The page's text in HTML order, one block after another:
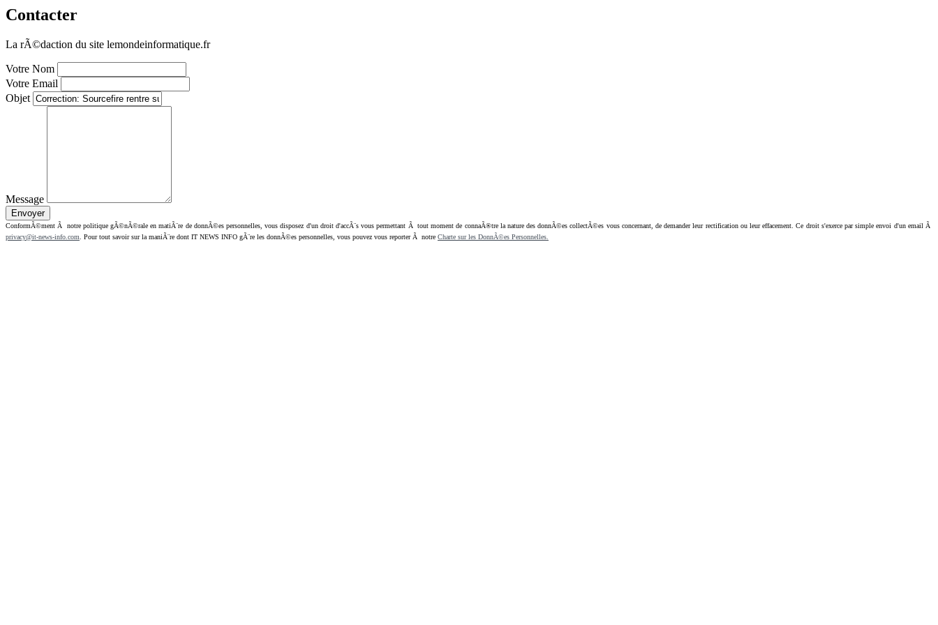
Contacter
La rÃ©daction du site lemondeinformatique.fr
Votre Nom
Votre Email
Objet
Message
ConformÃ©ment Ã notre politique gÃ©nÃ©rale en matiÃ¨re de donnÃ©es personnelles, vous disposez d'un droit d'accÃ¨s vous permettant Ã tout moment de connaÃ®tre la nature des donnÃ©es collectÃ©es vous concernant, de demander leur rectification ou leur effacement. Ce droit s'exerce par simple envoi d'un email Ã
privacy@it-news-info.com . Pour tout savoir sur la maniÃ¨re dont IT NEWS INFO gÃ¨re les donnÃ©es personnelles, vous pouvez vous reporter Ã notre Charte sur les DonnÃ©es Personnelles.